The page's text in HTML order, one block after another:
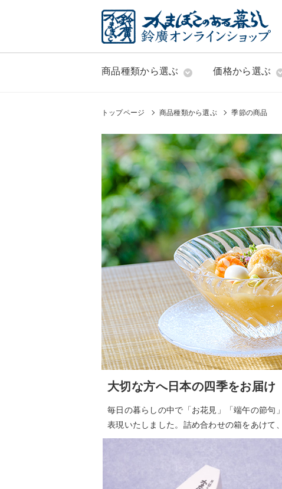
商品種類から選ぶ 価格から選ぶ
トップページ 商品種類から選ぶ 季節の商品
大切な方へ日本の四季をお届け
毎日の暮らしの中で「お花見」「端午の節句
表現いたしました。詰め合わせの箱をあけて